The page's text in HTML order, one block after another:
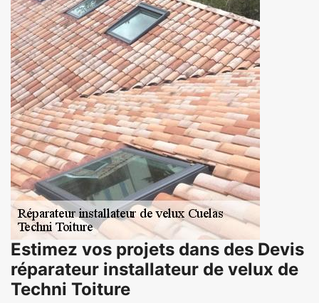
Estimez vos projets dans des Devis
réparateur installateur de velux de
Techni Toiture